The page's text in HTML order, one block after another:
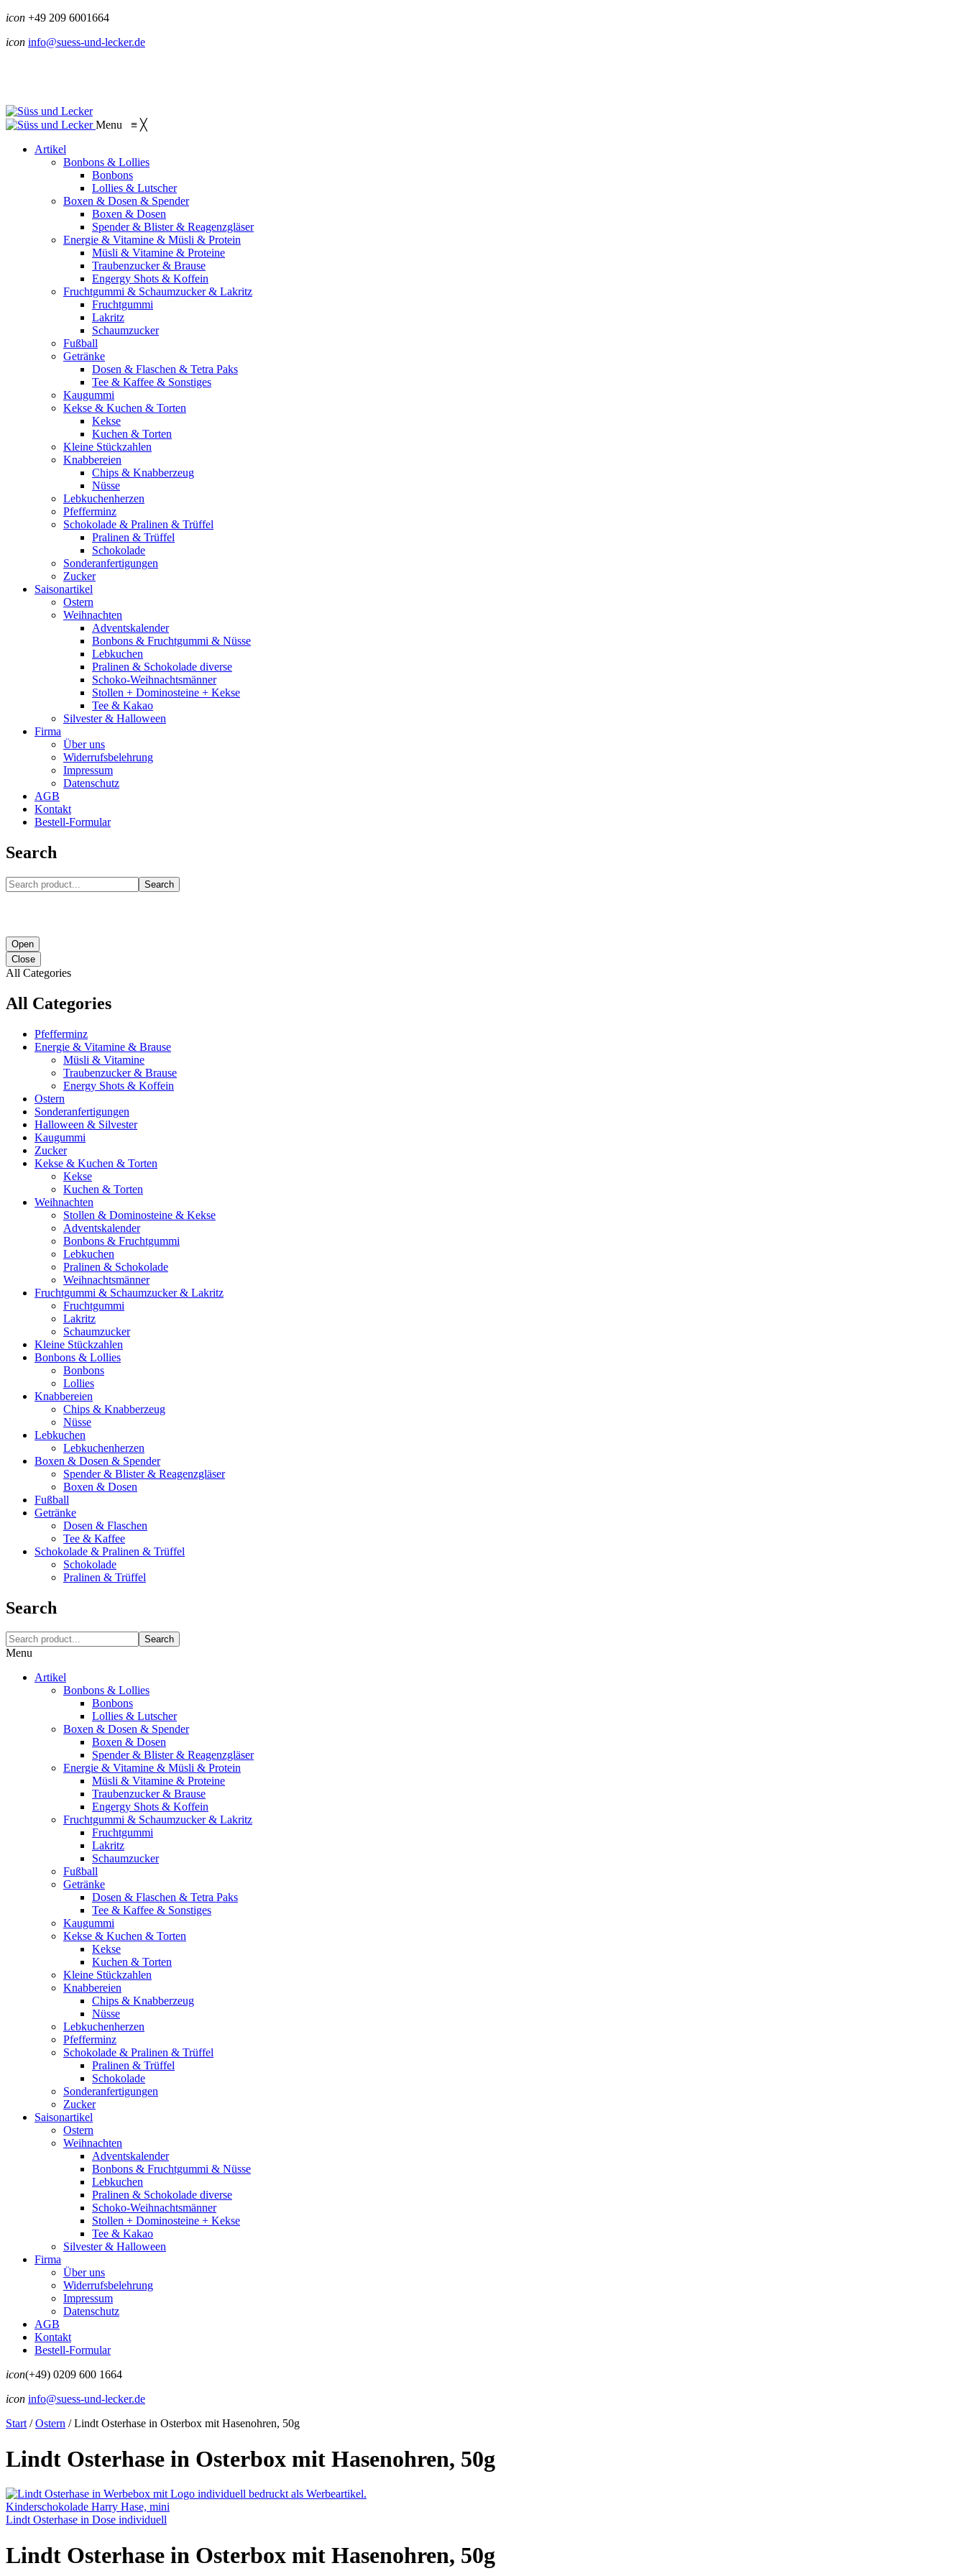
icon +49 209 6001664
icon info@suess-und-lecker.de
Menu ≡ ╳
Artikel
Bonbons & Lollies
Bonbons
Lollies & Lutscher
Boxen & Dosen & Spender
Boxen & Dosen
Spender & Blister & Reagenzgläser
Energie & Vitamine & Müsli & Protein
Müsli & Vitamine & Proteine
Traubenzucker & Brause
Engergy Shots & Koffein
Fruchtgummi & Schaumzucker & Lakritz
Fruchtgummi
Lakritz
Schaumzucker
Fußball
Getränke
Dosen & Flaschen & Tetra Paks
Tee & Kaffee & Sonstiges
Kaugummi
Kekse & Kuchen & Torten
Kekse
Kuchen & Torten
Kleine Stückzahlen
Knabbereien
Chips & Knabberzeug
Nüsse
Lebkuchenherzen
Pfefferminz
Schokolade & Pralinen & Trüffel
Pralinen & Trüffel
Schokolade
Sonderanfertigungen
Zucker
Saisonartikel
Ostern
Weihnachten
Adventskalender
Bonbons & Fruchtgummi & Nüsse
Lebkuchen
Pralinen & Schokolade diverse
Schoko-Weihnachtsmänner
Stollen + Dominosteine + Kekse
Tee & Kakao
Silvester & Halloween
Firma
Über uns
Widerrufsbelehrung
Impressum
Datenschutz
AGB
Kontakt
Bestell-Formular
Search
Search
Open
Close
All Categories
All Categories
Pfefferminz
Energie & Vitamine & Brause
Müsli & Vitamine
Traubenzucker & Brause
Energy Shots & Koffein
Ostern
Sonderanfertigungen
Halloween & Silvester
Kaugummi
Zucker
Kekse & Kuchen & Torten
Kekse
Kuchen & Torten
Weihnachten
Stollen & Dominosteine & Kekse
Adventskalender
Bonbons & Fruchtgummi
Lebkuchen
Pralinen & Schokolade
Weihnachtsmänner
Fruchtgummi & Schaumzucker & Lakritz
Fruchtgummi
Lakritz
Schaumzucker
Kleine Stückzahlen
Bonbons & Lollies
Bonbons
Lollies
Knabbereien
Chips & Knabberzeug
Nüsse
Lebkuchen
Lebkuchenherzen
Boxen & Dosen & Spender
Spender & Blister & Reagenzgläser
Boxen & Dosen
Fußball
Getränke
Dosen & Flaschen
Tee & Kaffee
Schokolade & Pralinen & Trüffel
Schokolade
Pralinen & Trüffel
Search
Search
Menu
Artikel
Bonbons & Lollies
Bonbons
Lollies & Lutscher
Boxen & Dosen & Spender
Boxen & Dosen
Spender & Blister & Reagenzgläser
Energie & Vitamine & Müsli & Protein
Müsli & Vitamine & Proteine
Traubenzucker & Brause
Engergy Shots & Koffein
Fruchtgummi & Schaumzucker & Lakritz
Fruchtgummi
Lakritz
Schaumzucker
Fußball
Getränke
Dosen & Flaschen & Tetra Paks
Tee & Kaffee & Sonstiges
Kaugummi
Kekse & Kuchen & Torten
Kekse
Kuchen & Torten
Kleine Stückzahlen
Knabbereien
Chips & Knabberzeug
Nüsse
Lebkuchenherzen
Pfefferminz
Schokolade & Pralinen & Trüffel
Pralinen & Trüffel
Schokolade
Sonderanfertigungen
Zucker
Saisonartikel
Ostern
Weihnachten
Adventskalender
Bonbons & Fruchtgummi & Nüsse
Lebkuchen
Pralinen & Schokolade diverse
Schoko-Weihnachtsmänner
Stollen + Dominosteine + Kekse
Tee & Kakao
Silvester & Halloween
Firma
Über uns
Widerrufsbelehrung
Impressum
Datenschutz
AGB
Kontakt
Bestell-Formular
icon(+49) 0209 600 1664
icon info@suess-und-lecker.de
Start / Ostern /Lindt Osterhase in Osterbox mit Hasenohren, 50g
Lindt Osterhase in Osterbox mit Hasenohren, 50g
Kinderschokolade Harry Hase, mini
Lindt Osterhase in Dose individuell
Lindt Osterhase in Osterbox mit Hasenohren, 50g